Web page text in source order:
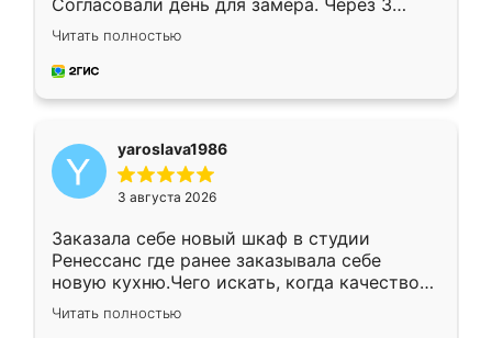
Согласовали день для замера. Через 3
недели кухня была уже готова. Остались
довольны работой. Спасибо Ренессанс
мебель за качественную работу!
Читать полностью
yaroslava1986
3 августа 2026
Заказала себе новый шкаф в студии
Ренессанс где ранее заказывала себе
новую кухню.Чего искать, когда качеством
вполне довольна. Служит кухня уже почти
два года, нареканий нет.
Читать полностью